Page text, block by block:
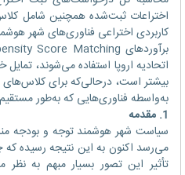
اختراعات ثبت‌شده همچنین شامل
کاربردی اختراعی فناوری‌های شهر
اتحادیه اروپا استفاده می‌شوند،
بیشتر است، درحالی‌که برای
به‌واسطه فناوری‌هایی که به‌طور
1. مقدمه
سیاست شهر هوشمند توجه و بودجه
می‌رسد اکنون به این نتیجه رسیده که
تأثیر این تصور بسیار مبهم به